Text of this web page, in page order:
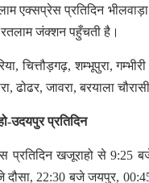
एक्सप्रेस प्रतिदिन
जंक्शन पहुँचती है।
चित्तौड़गढ़, शम्भूपुरा,
ढोढर, जावरा, बरयाला
उदयपुर प्रतिदिन
खजूराहो से 9:25
22:30 बजे जयपुर,